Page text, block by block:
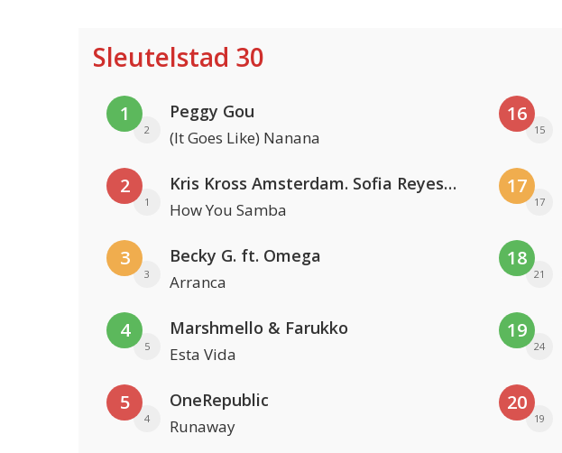
Sleutelstad 30
1
2
Peggy Gou
(It Goes Like) Nanana
2
1
Kris Kross Amsterdam. Sofia Reyes & Tinie Tempah
How You Samba
3
3
Becky G. ft. Omega
Arranca
4
5
Marshmello & Farukko
Esta Vida
5
4
OneRepublic
Runaway
16
15
17
17
18
21
19
24
20
19